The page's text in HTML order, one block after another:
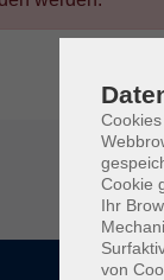
Cookie
Ihr
von